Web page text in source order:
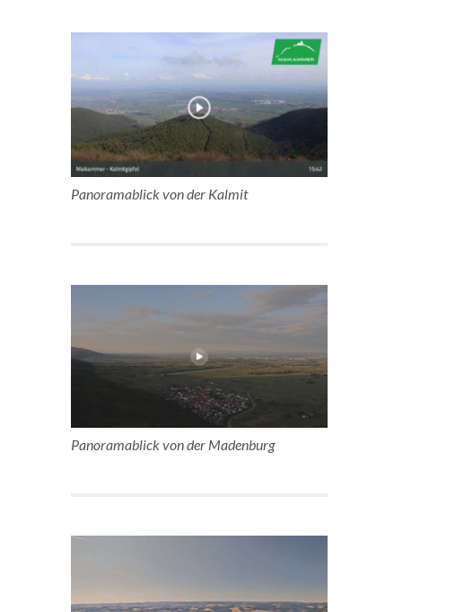
Panoramablick von der Kalmit
Panoramablick von der Madenburg